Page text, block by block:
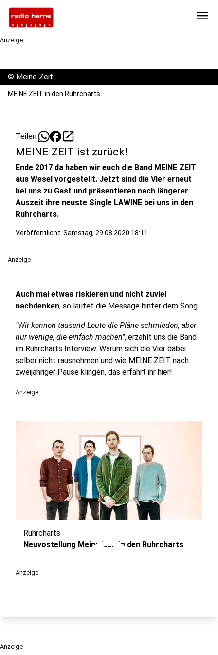
menu
Anzeige
© Meine Zeit
MEINE ZEIT in den Ruhrcharts
Teilen: open_in_new
MEINE ZEIT ist zurück!
Ende 2017 da haben wir euch die Band MEINE ZEIT
aus Wesel vorgestellt. Jetzt sind die Vier erneut
bei uns zu Gast und präsentieren nach längerer
Auszeit ihre neuste Single LAWINE bei uns in den
Ruhrcharts.
Veröffentlicht: Samstag, 29.08.2020 18:11
Anzeige
Auch mal etwas riskieren und nicht zuviel
nachdenken, so lautet die Message hinter dem Song.
"Wir kennen tausend Leute die Pläne schmieden, aber
nur wenige, die einfach machen", erzählt uns die Band
im Ruhrcharts Interview. Warum sich die Vier dabei
selber nicht rausnehmen und wie MEINE ZEIT nach
zweijähriger Pause klingen, das erfahrt ihr hier!
Anzeige
play_circle
Ruhrcharts
Neuvostellung Meine Zeit in den Ruhrcharts
Anzeige
Anzeige